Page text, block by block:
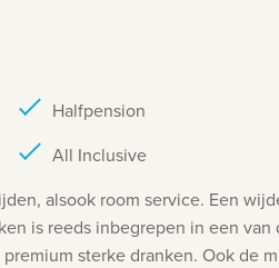
Halfpension
All Inclusive
alsook room service. Een
is reeds inbegrepen in een
sterke dranken. Ook de